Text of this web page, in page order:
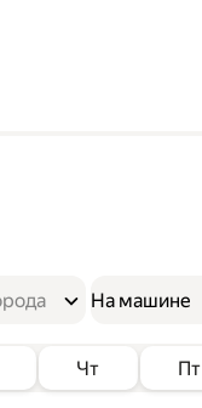
На машине
Чт Пт